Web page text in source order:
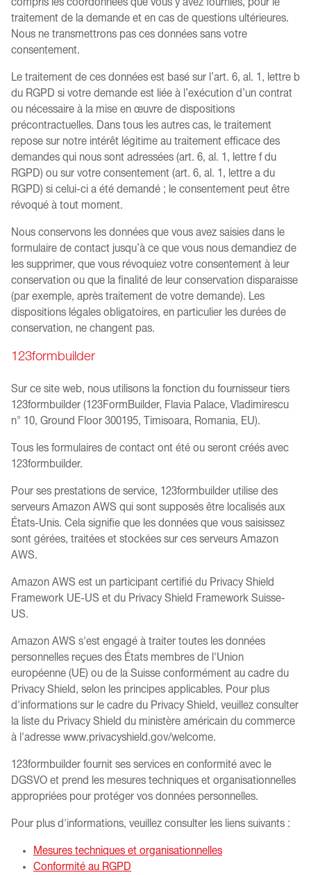
traitement de la demande et en cas de questions ultérieures.
Nous ne transmettrons pas ces données sans votre
consentement.
Le traitement de ces données est basé sur l’art. 6, al. 1, lettre b
du RGPD si votre demande est liée à l’exécution d’un contrat
ou nécessaire à la mise en œuvre de dispositions
précontractuelles. Dans tous les autres cas, le traitement
repose sur notre intérêt légitime au traitement efficace des
demandes qui nous sont adressées (art. 6, al. 1, lettre f du
RGPD) ou sur votre consentement (art. 6, al. 1, lettre a du
RGPD) si celui-ci a été demandé ; le consentement peut être
révoqué à tout moment.
Nous conservons les données que vous avez saisies dans le
formulaire de contact jusqu’à ce que vous nous demandiez de
les supprimer, que vous révoquiez votre consentement à leur
conservation ou que la finalité de leur conservation disparaisse
(par exemple, après traitement de votre demande). Les
dispositions légales obligatoires, en particulier les durées de
conservation, ne changent pas.
123formbuilder
Sur ce site web, nous utilisons la fonction du fournisseur tiers
123formbuilder (123FormBuilder, Flavia Palace, Vladimirescu
n° 10, Ground Floor 300195, Timisoara, Romania, EU).
Tous les formulaires de contact ont été ou seront créés avec
123formbuilder.
Pour ses prestations de service, 123formbuilder utilise des
serveurs Amazon AWS qui sont supposés être localisés aux
États-Unis. Cela signifie que les données que vous saisissez
sont gérées, traitées et stockées sur ces serveurs Amazon
AWS.
Amazon AWS est un participant certifié du Privacy Shield
Framework UE-US et du Privacy Shield Framework Suisse-
US.
Amazon AWS s'est engagé à traiter toutes les données
personnelles reçues des États membres de l'Union
européenne (UE) ou de la Suisse conformément au cadre du
Privacy Shield, selon les principes applicables. Pour plus
d'informations sur le cadre du Privacy Shield, veuillez consulter
la liste du Privacy Shield du ministère américain du commerce
à l'adresse www.privacyshield.gov/welcome.
123formbuilder fournit ses services en conformité avec le
DGSVO et prend les mesures techniques et organisationnelles
appropriées pour protéger vos données personnelles.
Pour plus d'informations, veuillez consulter les liens suivants :
Mesures techniques et organisationnelles
Conformité au RGPD